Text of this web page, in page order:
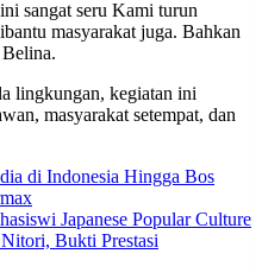
sangat seru Kami turun
masyarakat juga. Bahkan
Belina.
lingkungan, kegiatan ini
masyarakat setempat, dan
di Indonesia Hingga Bos
Japanese Popular Culture
Bukti Prestasi